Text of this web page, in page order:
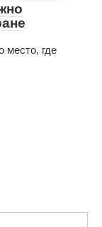
место, где